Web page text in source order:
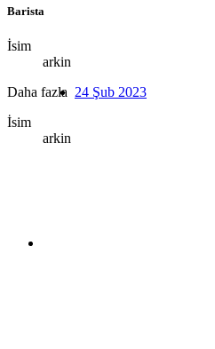
Barista
İsim
arkin
Daha fazla
İsim
arkin
24 Şub 2023